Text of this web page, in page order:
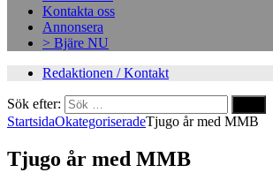
Kontakta oss
Annonsera
> Bjäre NU
Redaktionen / Kontakt
Sök efter:
StartsidaOkategoriseradeTjugo år med MMB
Tjugo år med MMB